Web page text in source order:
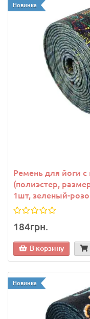
Новинка
Ремень для йоги с
(полиэстер,
1шт, зеленый-
184грн.
В корзину
Новинка